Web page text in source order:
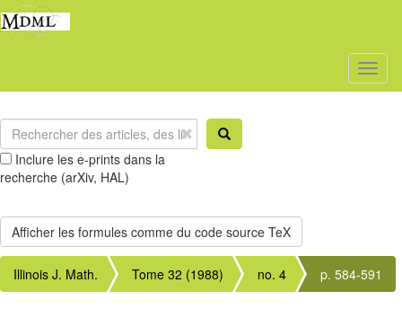
Inclure les e-prints dans la
recherche (arXiv, HAL)
Illinois J. Math. Tome 32 (1988) no. 4 p. 584-591